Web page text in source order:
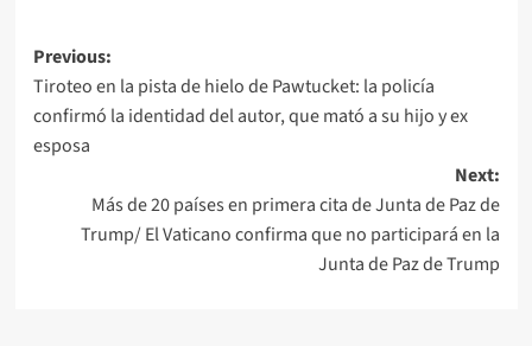
Previous:
Tiroteo en la pista de hielo de Pawtucket: la policía
confirmó la identidad del autor, que mató a su hijo y ex
esposa
Next:
Más de 20 países en primera cita de Junta de Paz de
Trump/ El Vaticano confirma que no participará en la
Junta de Paz de Trump